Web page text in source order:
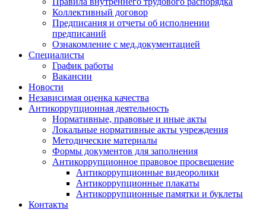
Коллективный договор
Предписания и отчеты об исполнении
предписаний
Ознакомление с мед.документацией
Специалисты
График работы
Вакансии
Новости
Независимая оценка качества
Антикоррупционная деятельность
Нормативные, правовые и иные акты
Локальные нормативные акты учреждения
Методические материалы
Формы документов для заполнения
Антикоррупционное правовое просвещение
Антикоррупционные видеоролики
Антикоррупционные плакаты
Антикоррупционные памятки и буклеты
Контакты